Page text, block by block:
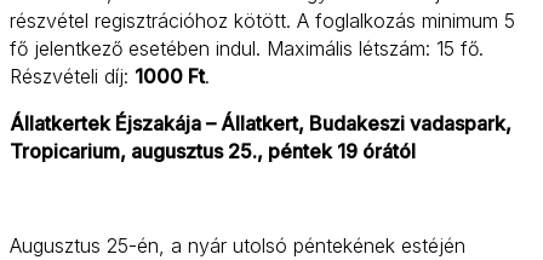
részvétel regisztrációhoz kötött. A foglalkozás minimum 5
fő jelentkező esetében indul. Maximális létszám: 15 fő.
Részvételi díj: 1000 Ft.
Állatkertek Éjszakája – Állatkert, Budakeszi vadaspark,
Tropicarium, augusztus 25., péntek 19 órától
Augusztus 25-én, a nyár utolsó péntekének estéjén